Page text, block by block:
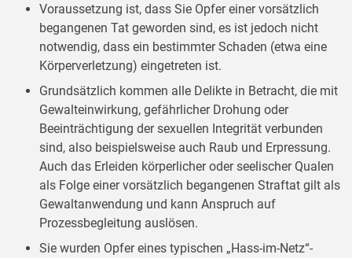
Voraussetzung ist, dass Sie Opfer einer vorsätzlich
begangenen Tat geworden sind, es ist jedoch nicht
notwendig, dass ein bestimmter Schaden (etwa eine
Körperverletzung) eingetreten ist.
Grundsätzlich kommen alle Delikte in Betracht, die mit
Gewalteinwirkung, gefährlicher Drohung oder
Beeinträchtigung der sexuellen Integrität verbunden
sind, also beispielsweise auch Raub und Erpressung.
Auch das Erleiden körperlicher oder seelischer Qualen
als Folge einer vorsätzlich begangenen Straftat gilt als
Gewaltanwendung und kann Anspruch auf
Prozessbegleitung auslösen.
Sie wurden Opfer eines typischen „Hass-im-Netz“-